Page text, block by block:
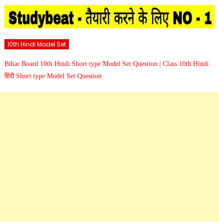
10th Hindi Model Set
Bihar Board 10th Hindi Short type Model Set Question | Class 10th Hindi
हिंदी Short type Model Set Question